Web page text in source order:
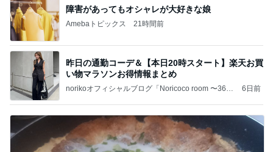
障害があってもオシャレが大好きな娘
Amebaトピックス 21時間前
昨日の通勤コーデ＆【本日20時スタート】楽天お買
い物マラソンお得情報まとめ
norikoオフィシャルブログ「Noricoco room 〜365
6日前